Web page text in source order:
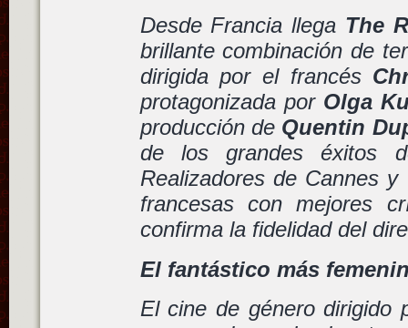
Desde Francia llega The
brillante combinación de
dirigida por el francés
protagonizada por Olga
producción de Quentin
de los grandes éxitos
Realizadores de Cannes
francesas con mejores
confirma la fidelidad del
El fantástico más
El cine de género dirigido